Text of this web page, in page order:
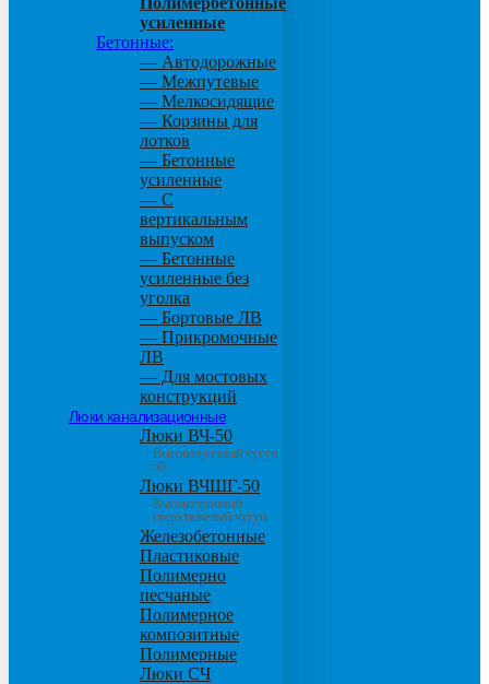
усиленные
Бетонные:
— Автодорожные
— Межпутевые
— Мелкосидящие
— Корзины для
лотков
— Бетонные
усиленные
— С
вертикальным
выпуском
— Бетонные
усиленные без
уголка
— Бортовые ЛВ
— Прикромочные
ЛВ
— Для мостовых
конструкций
Люки канализационные
Люки ВЧ-50
Высокопрочный чугун
50
Люки ВЧШГ-50
Высокопрочный
сверхтяжелый чугун
Железобетонные
Пластиковые
Полимерно
песчаные
Полимерное
композитные
Полимерные
Люки СЧ